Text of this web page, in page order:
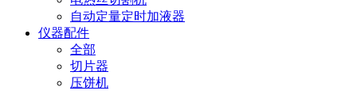
自动定量定时加液器
仪器配件
全部
切片器
压饼机